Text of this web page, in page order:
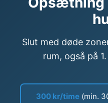
Slut med døde
rum, også på
300 kr/time (min.